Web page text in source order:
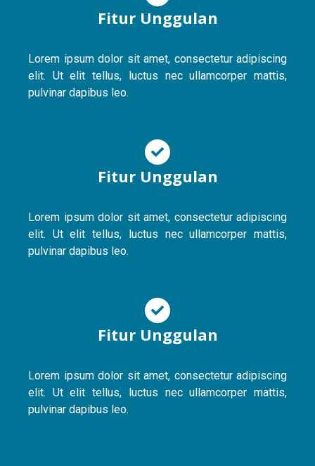
Fitur Unggulan
Lorem ipsum dolor sit amet, consectetur adipiscing
elit. Ut elit tellus, luctus nec ullamcorper mattis,
pulvinar dapibus leo.
Fitur Unggulan
Lorem ipsum dolor sit amet, consectetur adipiscing
elit. Ut elit tellus, luctus nec ullamcorper mattis,
pulvinar dapibus leo.
Fitur Unggulan
Lorem ipsum dolor sit amet, consectetur adipiscing
elit. Ut elit tellus, luctus nec ullamcorper mattis,
pulvinar dapibus leo.